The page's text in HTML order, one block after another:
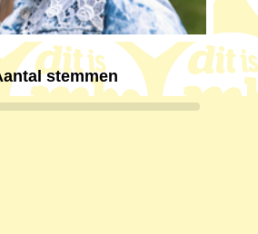
stemmen